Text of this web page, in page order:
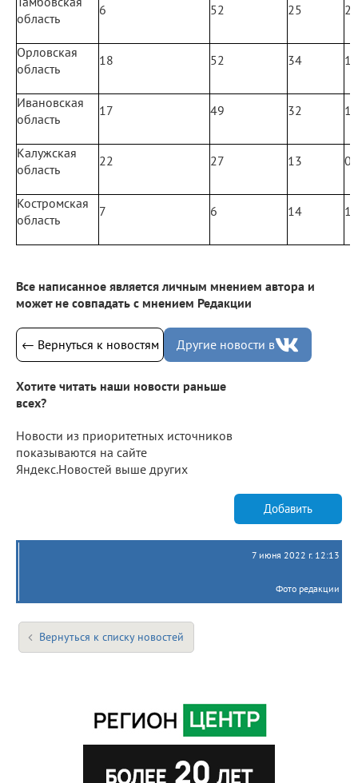
область
6 52 25 2
Орловская
область
18 52 34 1
Ивановская
область
17 49 32 1
Калужская
область
22 27 13 0
Костромская
область
7 6 14 1
Все написанное является личным мнением автора и
может не совпадать с мнением Редакции
← Вернуться к новостям Другие новости в
Хотите читать наши новости раньше
всех?
Новости из приоритетных источников
показываются на сайте
Яндекс.Новостей выше других
Добавить
7 июня 2022 г. 12:13
Фото редакции
Вернуться к списку новостей